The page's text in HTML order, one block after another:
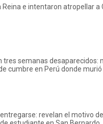
Reina e intentaron atropellar a
tres semanas desaparecidos:
cumbre en Perú donde
revelan el motivo